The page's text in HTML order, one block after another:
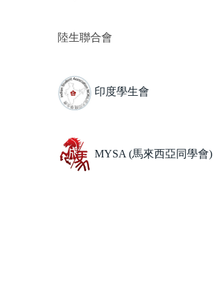
陸生聯合會
印度學生會
MYSA (馬來西亞同學會)